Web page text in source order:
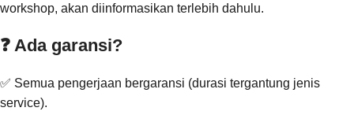
workshop, akan diinformasikan terlebih dahulu.
❓ Ada garansi?
✅ Semua pengerjaan bergaransi (durasi tergantung jenis
service).